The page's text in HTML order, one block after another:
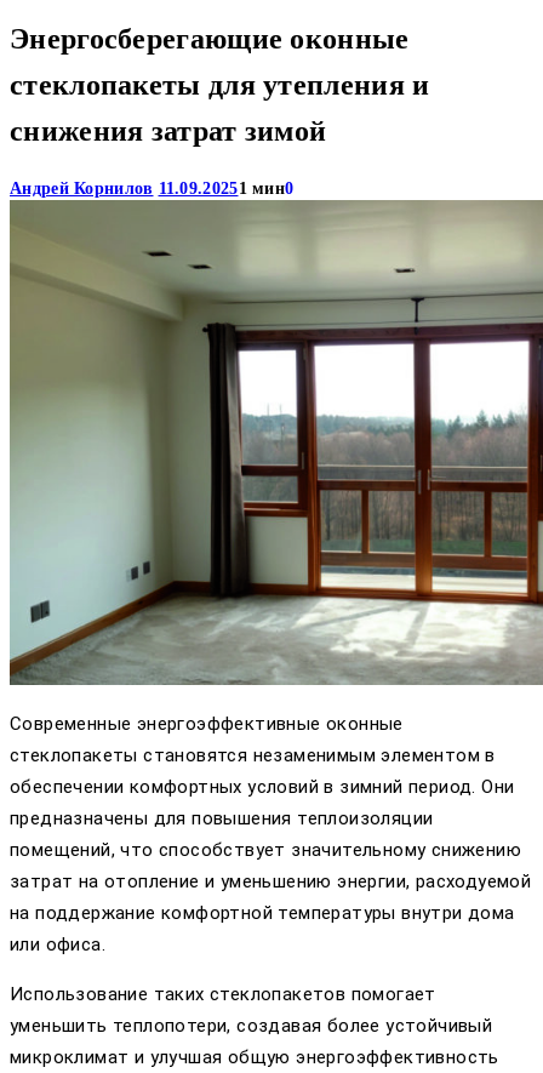
Энергосберегающие оконные
стеклопакеты для утепления и
снижения затрат зимой
Андрей Корнилов 11.09.20251 мин0
Современные энергоэффективные оконные
стеклопакеты становятся незаменимым элементом в
обеспечении комфортных условий в зимний период. Они
предназначены для повышения теплоизоляции
помещений, что способствует значительному снижению
затрат на отопление и уменьшению энергии, расходуемой
на поддержание комфортной температуры внутри дома
или офиса.
Использование таких стеклопакетов помогает
уменьшить теплопотери, создавая более устойчивый
микроклимат и улучшая общую энергоэффективность